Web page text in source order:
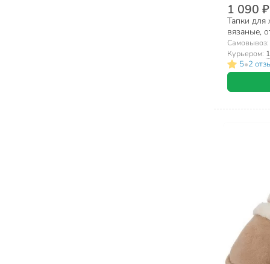
1 090 ₽
Тапки
вязаные,
Самовывоз:
Курьером:
5•2